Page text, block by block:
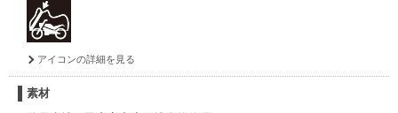
アイコンの詳細を見る
素材